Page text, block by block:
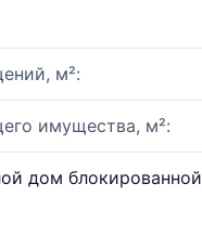
м²:
имущества, м²:
дом